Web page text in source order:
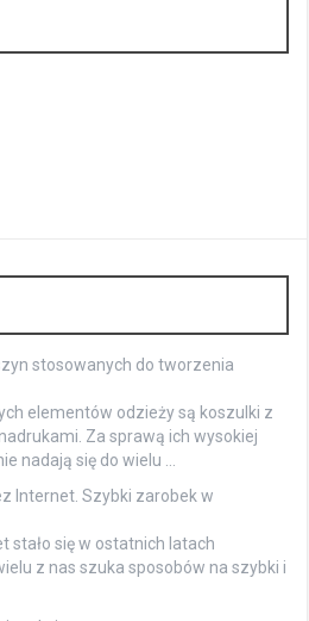
stosowanych do tworzenia
elementów odzieży są koszulki z
Za sprawą ich wysokiej
nadają się do wielu …
Internet. Szybki zarobek w
stało się w ostatnich latach
z nas szuka sposobów na szybki i